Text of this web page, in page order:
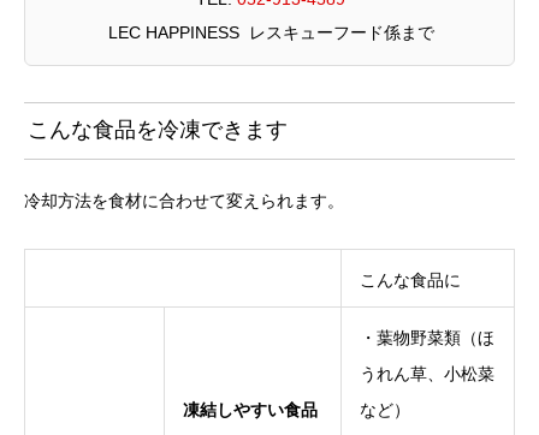
LEC HAPPINESS レスキューフード係まで
こんな食品を冷凍できます
冷却方法を食材に合わせて変えられます。
こんな食品に
凍結しやすい食品
・葉物野菜類（ほ
うれん草、小松菜
など）